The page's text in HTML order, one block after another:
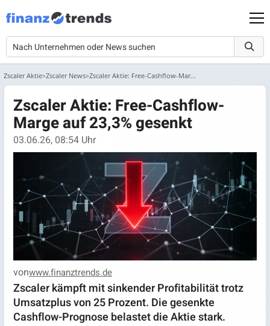
Zscaler Aktie Zscaler News Zscaler Aktie: Free-Cashflow-Marge auf 23,3% gesenkt
Zscaler Aktie: Free-Cashflow-
Marge auf 23,3% gesenkt
03.06.26, 08:54 Uhr
vonwww.finanztrends.de
Zscaler kämpft mit sinkender Profitabilität trotz
Umsatzplus von 25 Prozent. Die gesenkte
Cashflow-Prognose belastet die Aktie stark.